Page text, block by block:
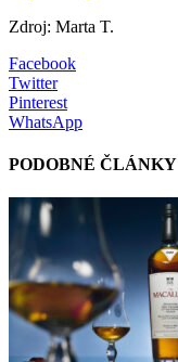
Zdroj: Marta T.
Facebook
Twitter
Pinterest
WhatsApp
PODOBNÉ ČLÁNKY